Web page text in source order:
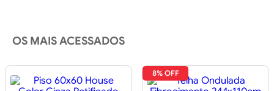
OS MAIS ACESSADOS
8% OFF